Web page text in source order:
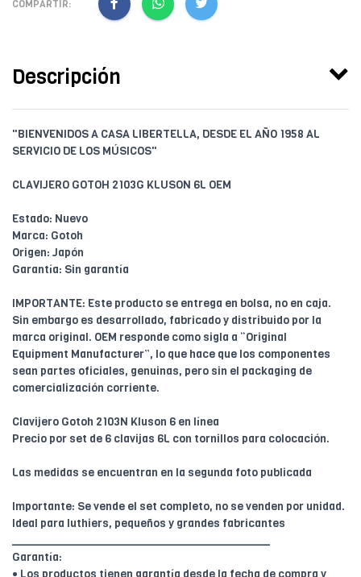
COMPARTIR:
Descripción
"BIENVENIDOS A CASA LIBERTELLA, DESDE EL AÑO 1958 AL
SERVICIO DE LOS MÚSICOS"
CLAVIJERO GOTOH 2103G KLUSON 6L OEM
Estado: Nuevo
Marca: Gotoh
Origen: Japón
Garantía: Sin garantía
IMPORTANTE: Este producto se entrega en bolsa, no en caja.
Sin embargo es desarrollado, fabricado y distribuido por la
marca original. OEM responde como sigla a “Original
Equipment Manufacturer”, lo que hace que los componentes
sean partes oficiales, genuinas, pero sin el packaging de
comercialización corriente.
Clavijero Gotoh 2103N Kluson 6 en línea
Precio por set de 6 clavijas 6L con tornillos para colocación.
Las medidas se encuentran en la segunda foto publicada
Importante: Se vende el set completo, no se venden por unidad.
Ideal para luthiers, pequeños y grandes fabricantes
________________________________________
Garantía: